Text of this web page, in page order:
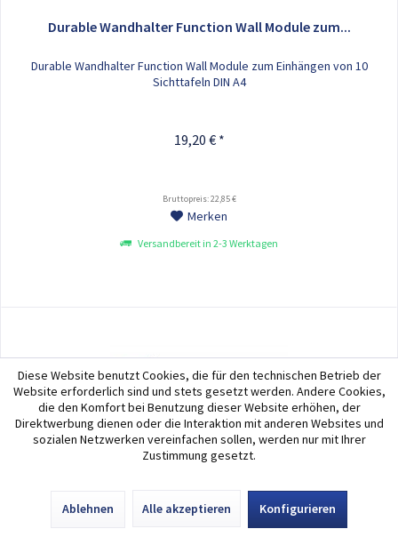
Durable Wandhalter Function Wall Module zum...
Durable Wandhalter Function Wall Module zum Einhängen von 10
Sichttafeln DIN A4
19,20 € *
Bruttopreis: 22,85 €
Merken
Versandbereit in 2-3 Werktagen
Durable Wandhalter Sherpa Wall mit 10...
Diese Website benutzt Cookies, die für den technischen Betrieb der
Website erforderlich sind und stets gesetzt werden. Andere Cookies,
die den Komfort bei Benutzung dieser Website erhöhen, der
Direktwerbung dienen oder die Interaktion mit anderen Websites und
sozialen Netzwerken vereinfachen sollen, werden nur mit Ihrer
Zustimmung gesetzt.
Ablehnen Alle akzeptieren Konfigurieren